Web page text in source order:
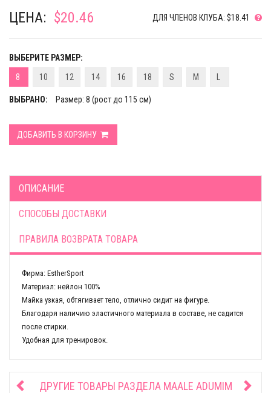
ЦЕНА: $20.46 ДЛЯ ЧЛЕНОВ КЛУБА: $18.41
ВЫБЕРИТЕ РАЗМЕР:
8
10 12 14 16 18 S M
ВЫБРАНО: Размер: 8 (рост до 115 см)
ДОБАВИТЬ В КОРЗИНУ
ОПИСАНИЕ
СПОСОБЫ ДОСТАВКИ
ПРАВИЛА ВОЗВРАТА ТОВАРА
Фирма: EstherSport
Материал: нейлон 100%
Майка узкая, обтягивает тело, отлично сидит на фигуре.
Благодаря наличию эластичного материала в составе, не садится
после стирки.
Удобная для тренировок.
ДРУГИЕ ТОВАРЫ РАЗДЕЛА MAALE ADUMIM